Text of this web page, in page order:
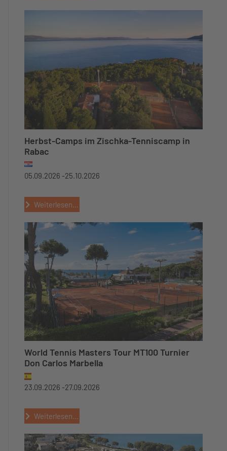
Herbst-Camps im Zischka-Tenniscamp in
Rabac
05.09.2026 -25.10.2026
Weiterlesen...
World Tennis Masters Tour MT100 Turnier
Don Carlos Marbella
23.09.2026 -27.09.2026
Weiterlesen...